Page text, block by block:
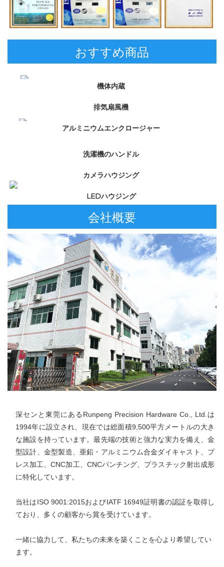
おすすめ商品
機体内蔵
排気扇風機
アルミニウムエンクロージャー
洗濯機のハンドル
カメラハウジング
LEDハウジング
会社概要
深センと東莞にあるRunpeng Precision Hardware Co., Ltd.は
1994年に設立され、現在では総面積9,500平方メートルの大き
な施設を持っています。最先端の技術と強力な実力を備え、金
型設計、金型製造、亜鉛・アルミニウム合金ダイキャスト、プ
レス加工、CNC加工、CNCパンチング、プラスチック射出成形
に特化しています。
当社はISO 9001:2015およびIATF 16949証明書の認証を取得し
ており、多くの顧客から賞を受けています。
一緒に協力して、私たちの未来を築くことを心より希望してい
ます。